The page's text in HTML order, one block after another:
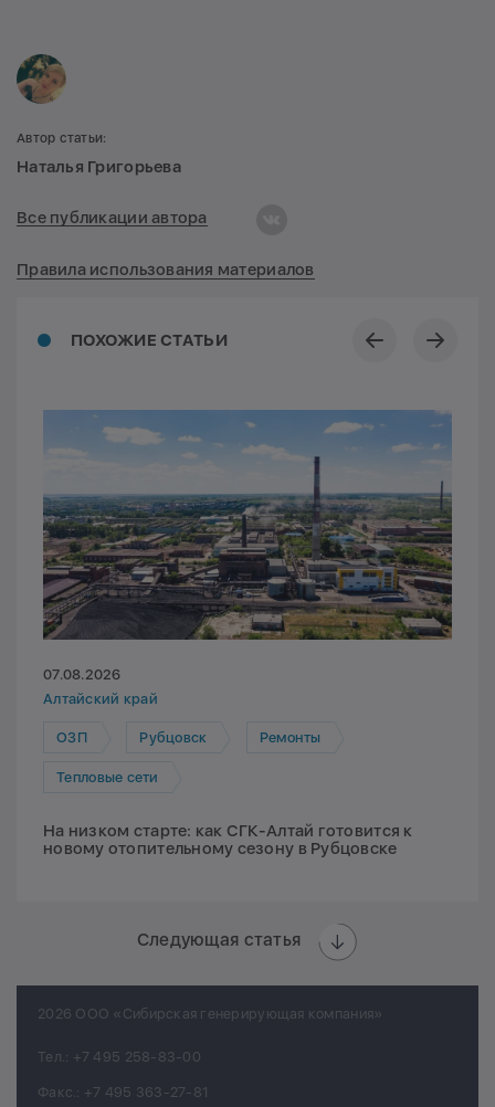
ПОХОЖИЕ СТАТЬИ
07.08.2026
Алтайский край
ОЗП Рубцовск Ремонты
Тепловые сети
На низком старте: как СГК-Алтай готовится к
новому отопительному сезону в Рубцовске
Следующая статья
Автор статьи:
Наталья Григорьева
Все публикации автора
Правила использования материалов
2026 ООО «Сибирская генерирующая компания»
Тел.: +7 495 258-83-00
Факс.: +7 495 363-27-81